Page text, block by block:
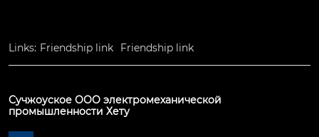
Links: Friendship link Friendship link
Сучжоуское ООО электромеханической
промышленности Хету